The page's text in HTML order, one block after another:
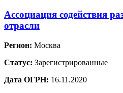
Ассоциация содействия
отрасли
Регион: Москва
Статус: Зарегистрированные
Дата ОГРН: 16.11.2020